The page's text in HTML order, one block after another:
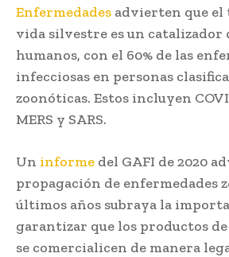
Enfermedades advierten que el
vida silvestre es un catalizador
humanos, con el 60% de las
infecciosas en personas
zoonóticas. Estos incluyen
MERS y SARS.
Un informe del GAFI de 2020
propagación de enfermedades
últimos años subraya la
garantizar que los productos
se comercialicen de manera